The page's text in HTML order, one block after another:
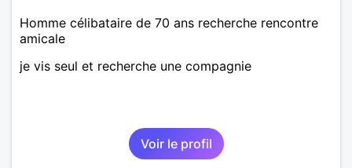
Homme célibataire de 70 ans recherche rencontre
amicale
je vis seul et recherche une compagnie
Voir le profil